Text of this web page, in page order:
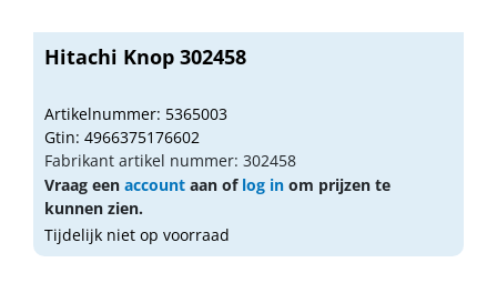
Hitachi Knop 302458
Artikelnummer: 5365003
Gtin: 4966375176602
Fabrikant artikel nummer: 302458
Vraag een account aan of log in om prijzen te
kunnen zien.
Tijdelijk niet op voorraad